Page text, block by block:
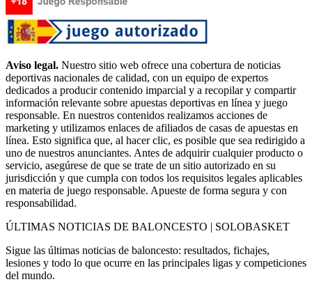
Aviso legal. Nuestro sitio web ofrece una cobertura de noticias
deportivas nacionales de calidad, con un equipo de expertos
dedicados a producir contenido imparcial y a recopilar y compartir
información relevante sobre apuestas deportivas en línea y juego
responsable. En nuestros contenidos realizamos acciones de
marketing y utilizamos enlaces de afiliados de casas de apuestas en
línea. Esto significa que, al hacer clic, es posible que sea redirigido a
uno de nuestros anunciantes. Antes de adquirir cualquier producto o
servicio, asegúrese de que se trate de un sitio autorizado en su
jurisdicción y que cumpla con todos los requisitos legales aplicables
en materia de juego responsable. Apueste de forma segura y con
responsabilidad.
ÚLTIMAS NOTICIAS DE BALONCESTO | SOLOBASKET
Sigue las últimas noticias de baloncesto: resultados, fichajes,
lesiones y todo lo que ocurre en las principales ligas y competiciones
del mundo.